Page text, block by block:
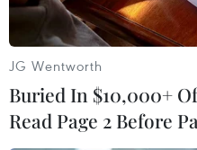
JG Wentworth
Buried In $10,000+
Read Page 2 Before